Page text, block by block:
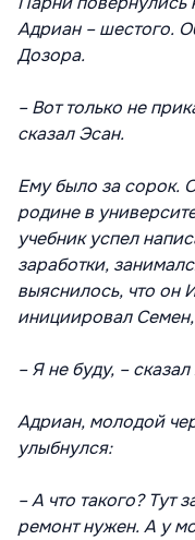
Адриан – шестого.
Дозора.
– Вот только не
сказал Эсан.
Ему было за сорок.
родине в
учебник успел
заработки,
выяснилось, что он
инициировал
– Я не буду, – сказал
Адриан, молодой
улыбнулся:
– А что такого? Тут
ремонт нужен. А у